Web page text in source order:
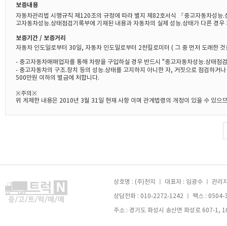
보증내용
자동차관리법 시행규칙 제120조의 규정에 따라 별지 제82호서식 『중고자동차성
고자동차성능.상태점검기록부에 기재된 내용과 자동차의 실제 성능.상태가 다른 경
보증기간 / 보증거리
자동차 인도일로부터 30일, 자동차 인도일로부터 2천킬로미터 ( 그 중 먼저 도래한
- 중고자동차매매업자를 통해 차량을 구입하실 경우 반드시 "중고자동차성능.상태
- 중고자동차의 구조.장치 등의 성능.상태를 고지하지 아니한 자, 거짓으로 점검하
500만원 이하의 벌금에 처합니다.
※주의※
위 게제한 내용은 2010년 3월 31일 현재 사항 이며 관계법령의 개정이 있을 수 있으
상호명 : (주)천지 ㅣ 대표자 : 임광수 ㅣ 관
상담전화 : 010-2272-1242 ㅣ 팩스 :
주소 : 경기도 화성시 송산면 화성로 607-